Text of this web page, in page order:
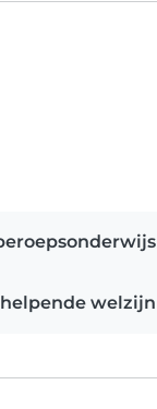
helpende welzijn